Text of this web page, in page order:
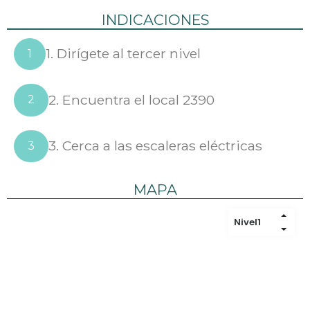
INDICACIONES
1 1. Dirígete al tercer nivel
2 2. Encuentra el local 2390
3 3. Cerca a las escaleras eléctricas
MAPA